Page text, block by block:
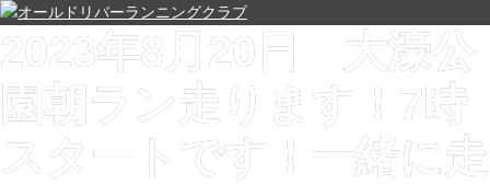
2023年8月20日 大濠公
園朝ラン走ります！7時
スタートです！一緒に走